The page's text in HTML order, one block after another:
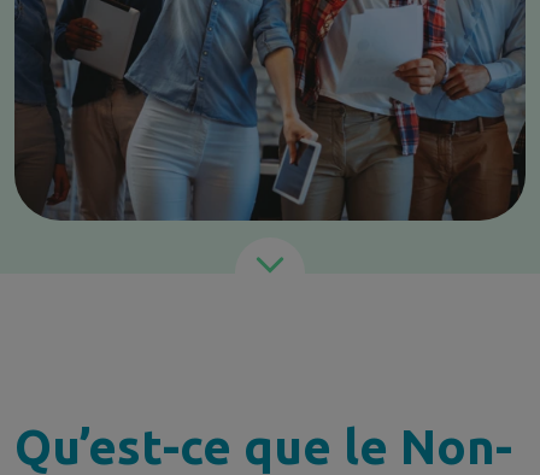
Qu’est-ce que le Non-